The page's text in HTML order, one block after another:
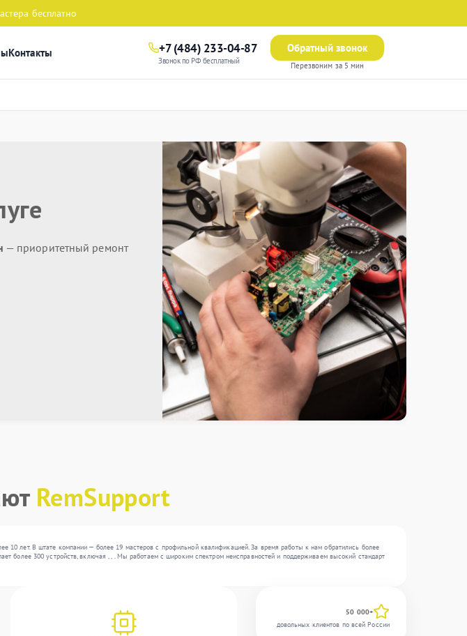
бесплатно
Контакты +7 (484) 233-04-87
Звонок по РФ бесплатный
Обратный звонок
Перезвоним за 5 мин
— приоритетный ремонт
RemSupport
лет. В штате компании — более 19 мастеров с профильной квалификацией. За время работы к нам обратились более
более 300 устройств, включая , , . Мы работаем с широким спектром неисправностей и поддерживаем высокий стандарт
50 000+
довольных клиентов по всей России